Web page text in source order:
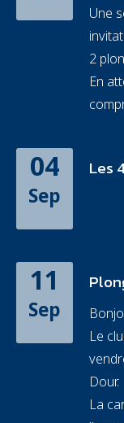
Une
2
En
04
Sep
Les
11
Sep
Le
Dour.
La